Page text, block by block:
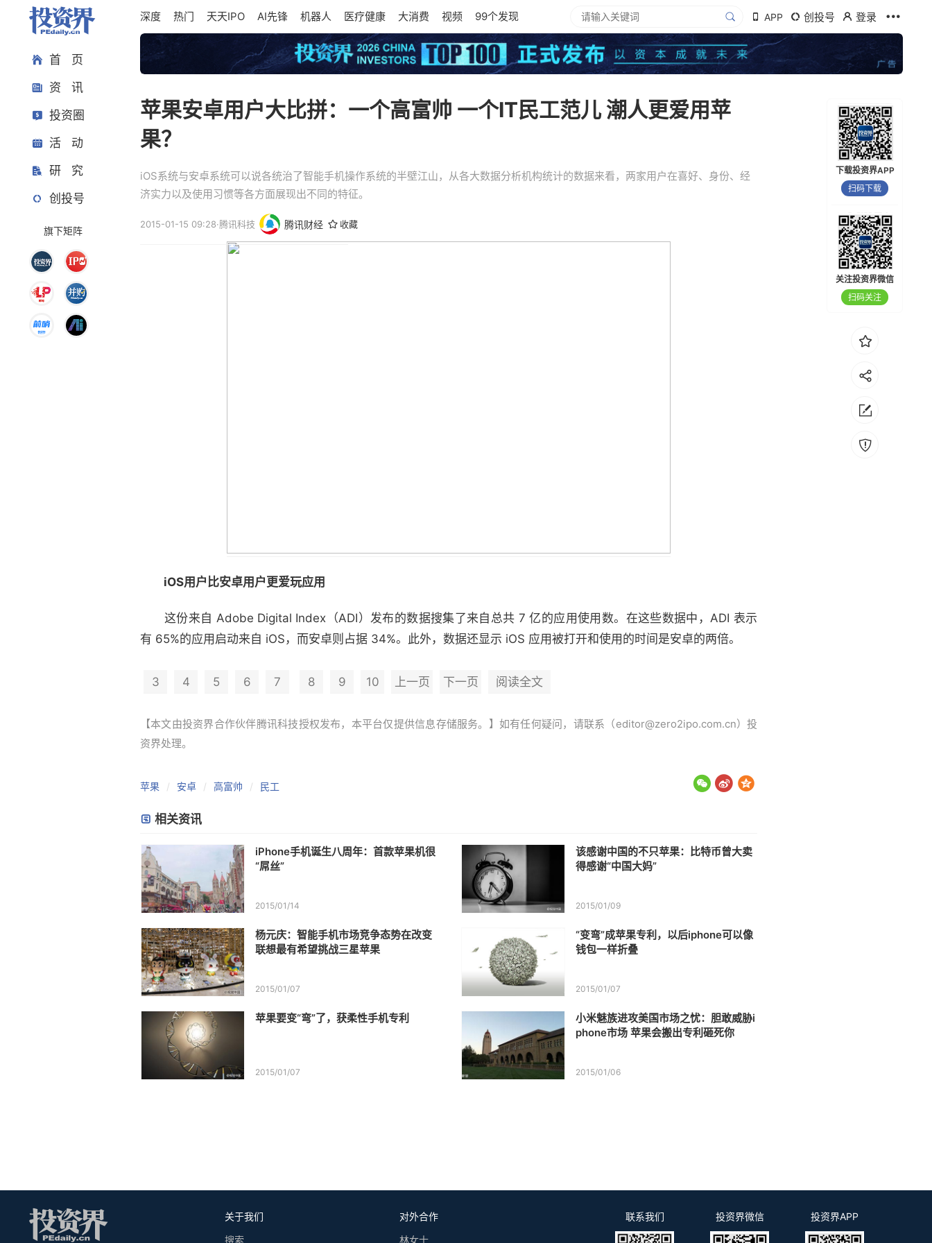
首 页
资 讯
投资圈
活 动
研 究
创投号
旗下矩阵
深度 热门 天天IPO AI先锋 机器人 医疗健康 大消费 视频 99个发现 APP 创投号 登录
苹果安卓用户大比拼：一个高富帅 一个IT民工范儿 潮人更爱用苹
果？
iOS系统与安卓系统可以说各统治了智能手机操作系统的半壁江山，从各大数据分析机构统计的数据来看，两家用户在喜好、身份、经
济实力以及使用习惯等各方面展现出不同的特征。
2015-01-15 09:28·腾讯科技 腾讯财经 收藏
iOS用户比安卓用户更爱玩应用
这份来自 Adobe Digital Index（ADI）发布的数据搜集了来自总共 7 亿的应用使用数。在这些数据中，ADI 表示
有 65%的应用启动来自 iOS，而安卓则占据 34%。此外，数据还显示 iOS 应用被打开和使用的时间是安卓的两倍。
3 4 5 6 7 8 9 10 上一页 下一页 阅读全文
【本文由投资界合作伙伴腾讯科技授权发布，本平台仅提供信息存储服务。】如有任何疑问，请联系（editor@zero2ipo.com.cn）投
资界处理。
苹果 安卓 高富帅 民工
相关资讯
iPhone手机诞生八周年：首款苹果机很
“屌丝”
2015/01/14
该感谢中国的不只苹果：比特币曾大卖
得感谢“中国大妈”
2015/01/09
杨元庆：智能手机市场竞争态势在改变
联想最有希望挑战三星苹果
2015/01/07
“变弯”成苹果专利，以后iphone可以像
钱包一样折叠
2015/01/07
苹果要变“弯”了，获柔性手机专利
2015/01/07
小米魅族进攻美国市场之忧：胆敢威胁i
phone市场 苹果会搬出专利砸死你
2015/01/06
下载投资界APP
扫码下载
关注投资界微信
扫码关注
关于我们
搜索
对外合作
林女士
联系我们 投资界微信 投资界APP